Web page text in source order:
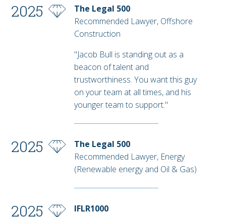
2025
The Legal 500
Recommended Lawyer, Offshore
Construction
"Jacob Bull is standing out as a
beacon of talent and
trustworthiness. You want this guy
on your team at all times, and his
younger team to support."
2025
The Legal 500
Recommended Lawyer, Energy
(Renewable energy and Oil & Gas)
2025
IFLR1000